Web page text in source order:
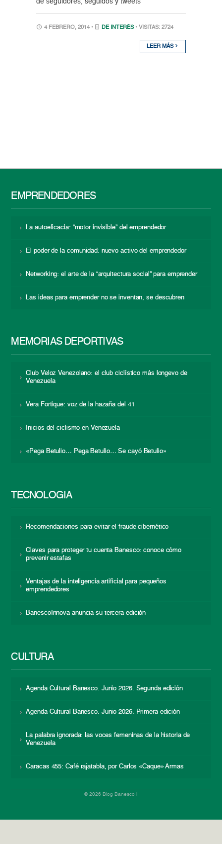
4 FEBRERO, 2014 • DE INTERÉS • VISITAS: 2724
LEER MÁS
EMPRENDEDORES
La autoeficacia: “motor invisible” del emprendedor
El poder de la comunidad: nuevo activo del emprendedor
Networking: el arte de la “arquitectura social” para emprender
Las ideas para emprender no se inventan, se descubren
MEMORIAS DEPORTIVAS
Club Veloz Venezolano: el club ciclístico más longevo de
Venezuela
Vera Fortique: voz de la hazaña del 41
Inicios del ciclismo en Venezuela
«Pega Betulio… Pega Betulio… Se cayó Betulio»
TECNOLOGÍA
Recomendaciones para evitar el fraude cibernético
Claves para proteger tu cuenta Banesco: conoce cómo
prevenir estafas
Ventajas de la inteligencia artificial para pequeños
emprendedores
BanescoInnova anuncia su tercera edición
CULTURA
Agenda Cultural Banesco. Junio 2026. Segunda edición
Agenda Cultural Banesco. Junio 2026. Primera edición
La palabra ignorada: las voces femeninas de la historia de
Venezuela
Caracas 455: Café rajatabla, por Carlos «Caque» Armas
© 2026 Blog Banesco |